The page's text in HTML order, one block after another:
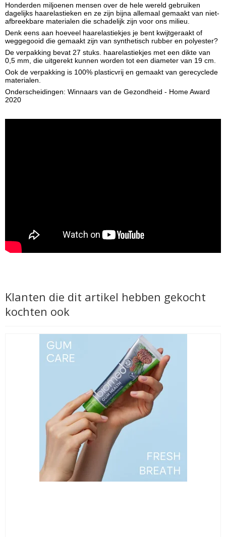
Honderden miljoenen mensen over de hele wereld gebruiken
dagelijks haarelastieken en ze zijn bijna allemaal gemaakt van niet-
afbreekbare materialen die schadelijk zijn voor ons milieu.
Denk eens aan hoeveel haarelastiekjes je bent kwijtgeraakt of
weggegooid die gemaakt zijn van synthetisch rubber en polyester?
De verpakking bevat 27 stuks. haarelastiekjes met een dikte van
0,5 mm, die uitgerekt kunnen worden tot een diameter van 19 cm.
Ook de verpakking is 100% plasticvrij en gemaakt van gerecyclede
materialen.
Onderscheidingen: Winnaars van de Gezondheid - Home Award
2020
Klanten die dit artikel hebben gekocht
kochten ook